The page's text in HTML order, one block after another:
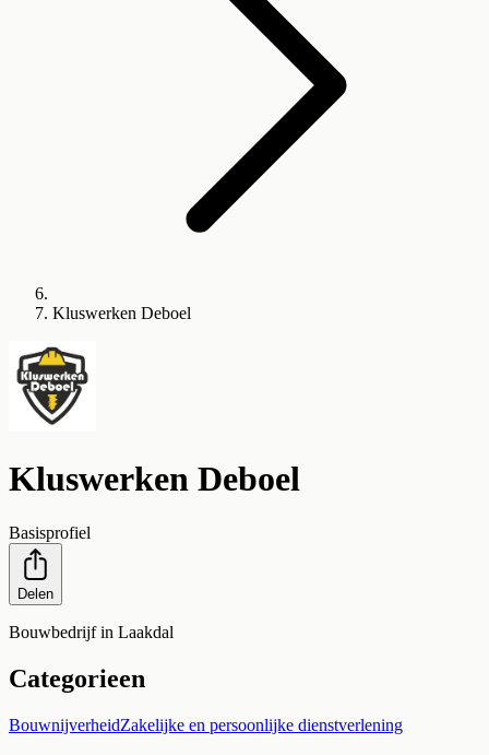
Kluswerken Deboel
Kluswerken Deboel
Basisprofiel
Delen
Bouwbedrijf in Laakdal
Categorieen
BouwnijverheidZakelijke en persoonlijke dienstverlening